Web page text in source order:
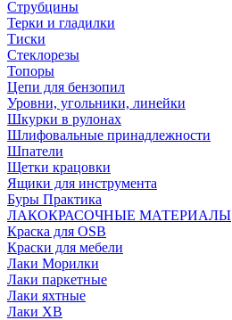
Струбцины
Терки и гладилки
Тиски
Стеклорезы
Топоры
Цепи для бензопил
Уровни, угольники, линейки
Шкурки в рулонах
Шлифовальные принадлежности
Шпатели
Щетки крацовки
Ящики для инструмента
Буры Практика
ЛАКОКРАСОЧНЫЕ МАТЕРИАЛЫ
Краска для OSB
Краски для мебели
Лаки Морилки
Лаки паркетные
Лаки яхтные
Лаки ХВ